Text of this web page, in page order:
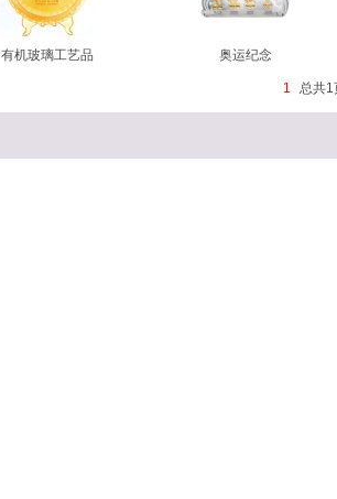
有机玻璃工艺品 奥运纪念
1 总共1